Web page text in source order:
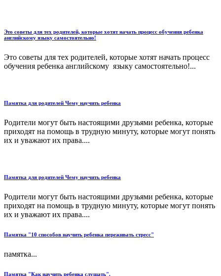
Это советы для тех родителей, которые хотят начать процесс обучения ребенка
английскому языку самостоятельно!
Это советы для тех родителей, которые хотят начать процесс
обучения ребенка английскому языку самостоятельно!...
Памятка для родителей Чему научить ребенка
Родители мо­гут быть настоящими друзьями ребенка, которые
приходят на помощь в трудную минуту, которые могут понять
их и уважа­ют их права....
Памятка для родителей Чему научить ребенка
Родители мо­гут быть настоящими друзьями ребенка, которые
приходят на помощь в трудную минуту, которые могут понять
их и уважа­ют их права....
Памятка "10 способов научить ребенка переживать стресс"
памятка...
Памятка "Как научить ребенка слушать".